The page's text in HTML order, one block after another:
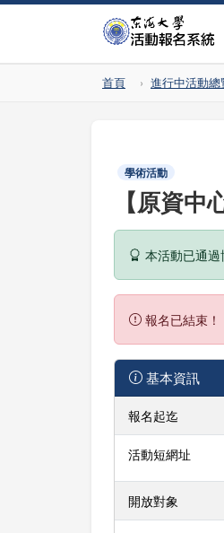
首頁 進行中活動總
學術活動
【原資
本活動已通
報名已結束！
基本資訊
報名起迄
活動短網址
開放對象